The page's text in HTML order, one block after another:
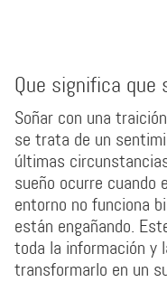
Que significa que
Soñar con una
se trata de un
últimas
sueño ocurre cuando
entorno no funciona
están engañando.
toda la información y
transformarlo en un